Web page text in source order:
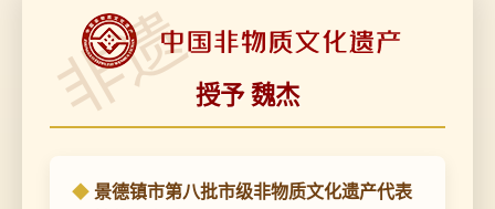
非遗授予 魏杰
景德镇市第八批市级非物质文化遗产代表